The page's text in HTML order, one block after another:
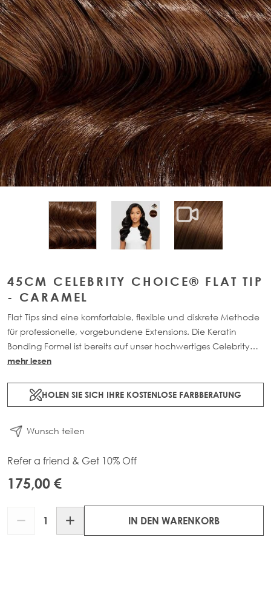
View larger imageView larger imageView larger
45CM CELEBRITY CHOICE® FLAT TIP
- CARAMEL
Flat Tips sind eine komfortable, flexible und diskrete Methode
für professionelle, vorgebundene Extensions. Die Keratin
Bonding Formel ist bereits auf unser hochwertiges Celebrity
Choice® Haar aus 100% Remy-Echthaar aufgetragen. Unsere
dennoch schonend zum Haar. Erhältlich in Längen von 40cm
bis 60cm und in einer Auswahl wunderschöner,
Remy-Echthaar, 1g pro Strähne.
mehr lesen
HOLEN SIE SICH IHRE KOSTENLOSE FARBBERATUNG
Wunsch teilen
Refer a friend & Get 10% Off
175,00 €
IN DEN WARENKORB